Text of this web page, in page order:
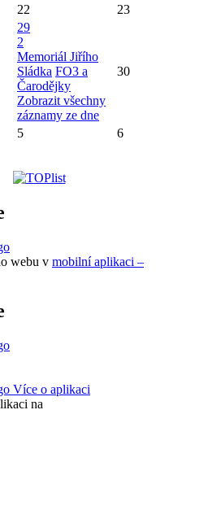
22 23
29
2
Memoriál Jiřího
Sládka FO3 a
Čarodějky
Zobrazit všechny
záznamy ze dne
30
5 6
webu v mobilní aplikaci –
Více o aplikaci
na